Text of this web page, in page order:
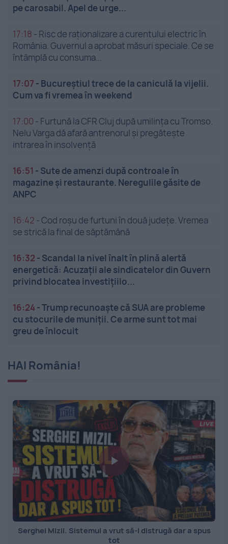
pe carosabil. Apel de urge...
17:18 - Risc de raționalizare a curentului electric în
România. Guvernul a aprobat măsuri speciale. Ce se
întâmplă cu consuma...
17:07 - Bucureștiul trece de la caniculă la vijelii.
Cum va fi vremea în weekend
17:00 - Furtună la CFR Cluj după umilința cu Tromso.
Nelu Varga dă afară antrenorul și pregătește
intrarea în insolvență
16:51 - Sute de amenzi după controale în
magazine și restaurante. Neregulile găsite de
ANPC
16:42 -Cod roșu de furtuni în două județe. Vremea
se strică la final de săptămână
16:32 - Scandal la nivel înalt în plină alertă
energetică: Acuzații ale sindicatelor din Guvern
privind blocatea investițiilo...
16:24-Trump recunoaște că SUA are probleme
cu stocurile de muniții. Ce arme sunt tot mai
greu de înlocuit
HAI România!
Serghei Mizil. Sistemul a vrut să-l distrugă dar a spus
tot